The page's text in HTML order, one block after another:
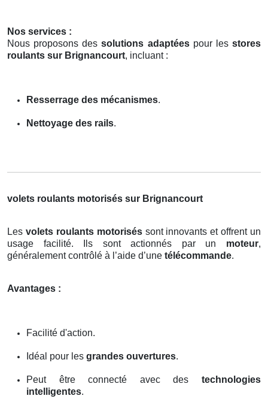
Nos services :
Nous proposons dessolutions adaptéespour lesstores
roulants sur Brignancourt, incluant :
Resserrage des mécanismes.
Nettoyage des rails.
volets roulants motorisés sur Brignancourt
Les volets roulants motoriséssont innovants et offrent un
usage facilité. Ils sont actionnés par un moteur,
généralement contrôlé à l’aide d’une télécommande.
Avantages :
Facilité d'action.
Idéal pour les grandes ouvertures.
Peut être connecté avec des technologies
intelligentes.